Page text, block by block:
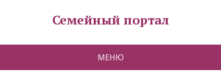
Семейный портал
МЕНЮ